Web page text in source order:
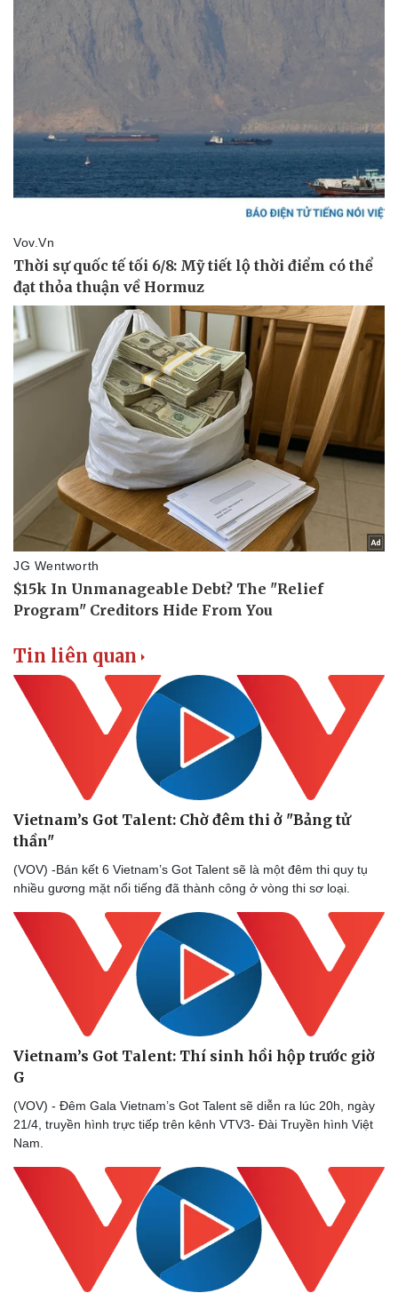
Thể thao
Bóng đá
Lịch thi đấu bóng đá
Thế giới thể thao
Hậu trường
Ô tô - Xe máy
Ô tô
Xe máy
Tư vấn
Tin liên quan
Vietnam’s Got Talent: Chờ đêm thi ở "Bảng tử
thần"
(VOV) -Bán kết 6 Vietnam’s Got Talent sẽ là một đêm thi quy tụ
nhiều gương mặt nổi tiếng đã thành công ở vòng thi sơ loại.
Vietnam’s Got Talent: Thí sinh hồi hộp trước giờ
G
(VOV) - Đêm Gala Vietnam’s Got Talent sẽ diễn ra lúc 20h, ngày
21/4, truyền hình trực tiếp trên kênh VTV3- Đài Truyền hình Việt
Nam.